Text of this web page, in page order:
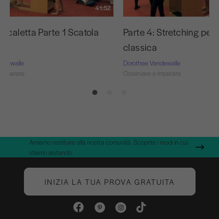
41:52
scaletta Parte 1 Scatola
Parte 4: Stretching per
classica
Dorothee Vandewalle
Osservare e imparare
Amiamo restituire alla nostra comunità. Scoprite i modi in cui
stiamo aiutando.
INIZIA LA TUA PROVA GRATUITA